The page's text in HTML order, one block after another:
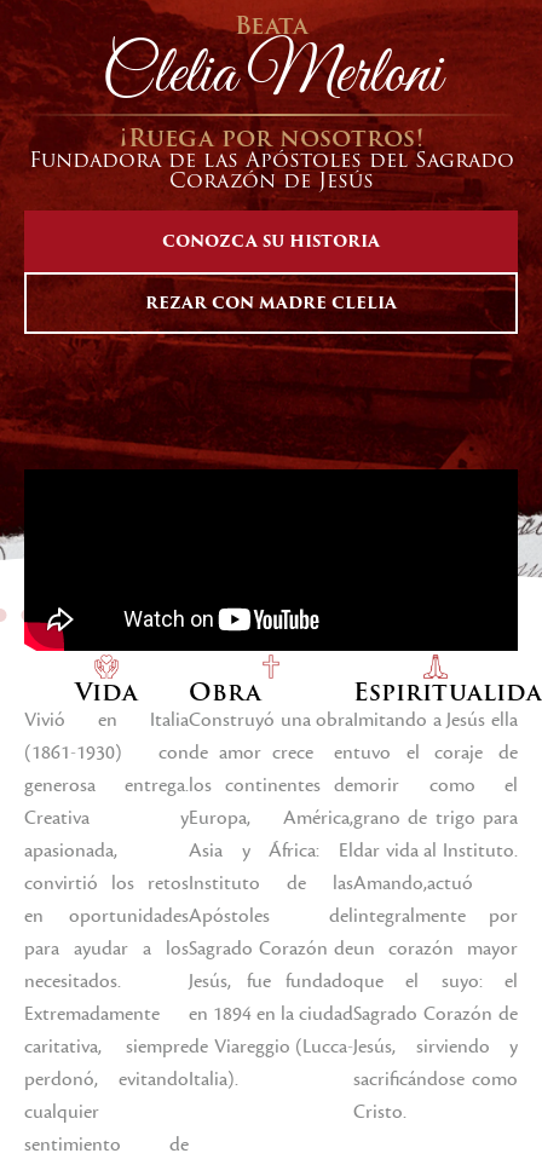
Beata
Clelia Merloni
¡Ruega por nosotros!
Fundadora de las Apóstoles del Sagrado
Corazón de Jesús
CONOZCA SU HISTORIA
REZAR CON MADRE CLELIA
Vida
Vivió en Italia
(1861-1930) con
generosa entrega.
Creativa y
apasionada,
convirtió los retos
en oportunidades
para ayudar a los
necesitados.
Extremadamente
caritativa, siempre
perdonó, evitando
cualquier
sentimiento de
Obra
Construyó una obra
de amor crece en
los continentes de
Europa, América,
Asia y África: El
Instituto de las
Apóstoles del
Sagrado Corazón de
Jesús, fue fundado
en 1894 en la ciudad
de Viareggio (Lucca-
Italia).
Imitando a Jesús ella
tuvo el coraje de
morir como el
grano de trigo para
dar vida al Instituto.
Amando,actuó
integralmente por
un corazón mayor
que el suyo: el
Sagrado Corazón de
Jesús, sirviendo y
sacrificándose como
Cristo.